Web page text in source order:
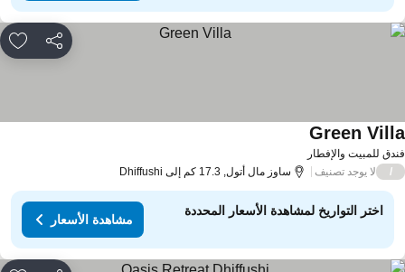
مشاركة
للمبيت والإفطار
Green
لا يوجد تصنيف ساوز مال أتول, 17.3 كم إلى Dhiffushi
اختر التواريخ لمشاهدة الأسعار المحددة
مشاهدة الأسعار